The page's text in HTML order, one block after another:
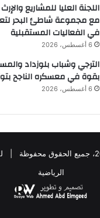
اللجنة العليا للمشاريع
مع مجموعة شاطئ البحر
في الفعاليات المستقبلية
6 أغسطس، 2026
الترجي وشباب بلوزداد
بقوة في معسكره الناجح
6 أغسطس، 2026
© حقوق النشر 2026، جميع الحقوق
الرياضية